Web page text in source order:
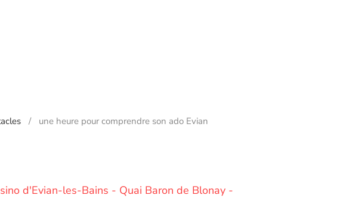
une heure pour comprendre son ado Evian
d'Evian-les-Bains - Quai Baron de Blonay -